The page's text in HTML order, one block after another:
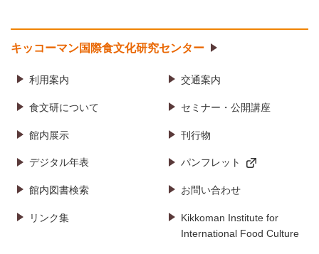
キッコーマン国際食文化研究センター
利用案内 交通案内
食文研について セミナー・公開講座
館内展示 刊行物
デジタル年表 パンフレット
館内図書検索 お問い合わせ
リンク集
Kikkoman Institute for
International Food Culture